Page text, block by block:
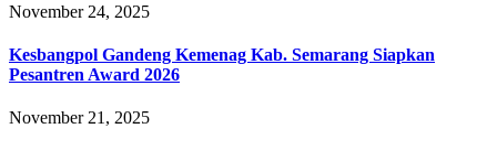
November 24, 2025
Kesbangpol Gandeng Kemenag Kab. Semarang Siapkan
Pesantren Award 2026
November 21, 2025